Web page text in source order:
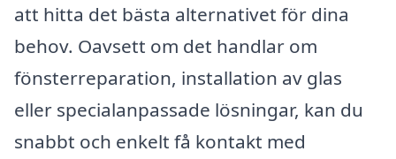
att hitta det bästa alternativet för dina
behov. Oavsett om det handlar om
fönsterreparation, installation av glas
eller specialanpassade lösningar, kan du
snabbt och enkelt få kontakt med